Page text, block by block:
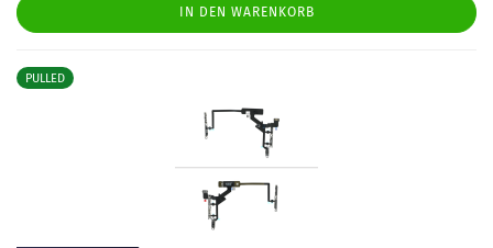
IN DEN WARENKORB
PULLED